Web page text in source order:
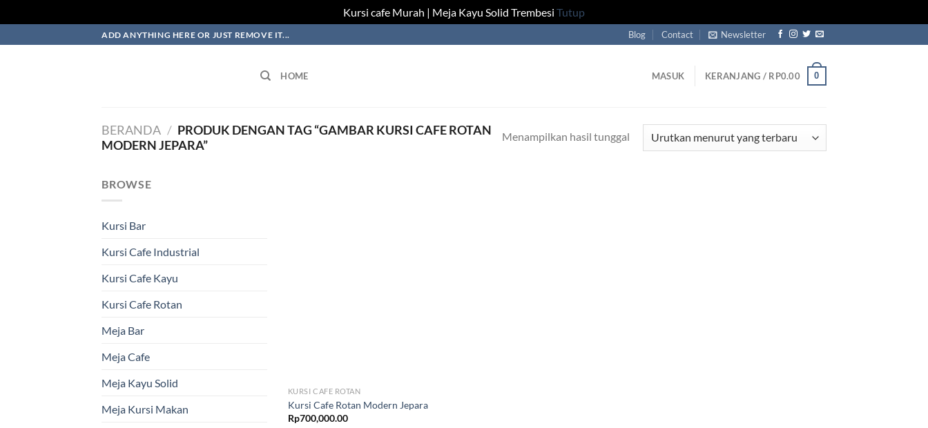
Kursi cafe Murah | Meja Kayu Solid Trembesi Tutup
to
ADD ANYTHING HERE OR JUST REMOVE IT... Blog Contact Newsletter
HOME MASUK KERANJANG / RP0.00 0
BERANDA / PRODUK DENGAN TAG “GAMBAR KURSI CAFE ROTAN
MODERN JEPARA”
Menampilkan hasil tunggal
BROWSE
Kursi Bar
Kursi Cafe Industrial
Kursi Cafe Kayu
Kursi Cafe Rotan
Meja Bar
Meja Cafe
Meja Kayu Solid
Meja Kursi Makan
KURSI CAFE ROTAN
Kursi Cafe Rotan Modern Jepara
Rp700,000.00